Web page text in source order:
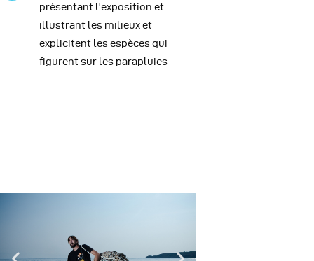
présentant l'exposition et
illustrant les milieux et
explicitent les espèces qui
figurent sur les parapluies